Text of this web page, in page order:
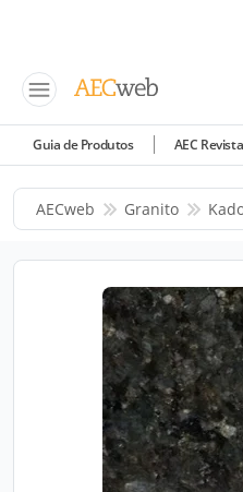
Guia de Produtos AEC Revista
AECweb Granito